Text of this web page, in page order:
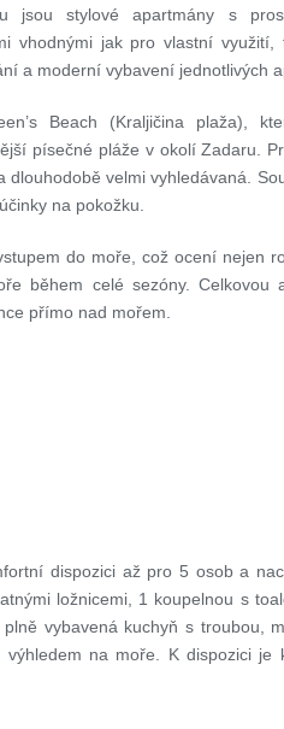
jsou stylové apartmány s
vhodnými jak pro vlastní využití,
a moderní vybavení jednotlivých
Beach (Kraljičina plaža),
písečné pláže v okolí Zadaru.
velmi vyhledávaná.
na pokožku.
do moře, což ocení nejen
během celé sezóny. Celkovou
přímo nad mořem.
dispozici až pro 5 osob a
ložnicemi, 1 koupelnou s
vybavená kuchyň s troubou,
na moře. K dispozici je